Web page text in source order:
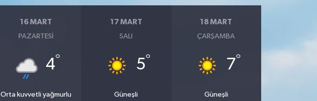
16 MART
PAZARTESI
4°
Orta kuvvetli yağmurlu
17 MART
SALI
5°
Güneşli
18 MART
ÇARŞAMBA
7°
Güneşli